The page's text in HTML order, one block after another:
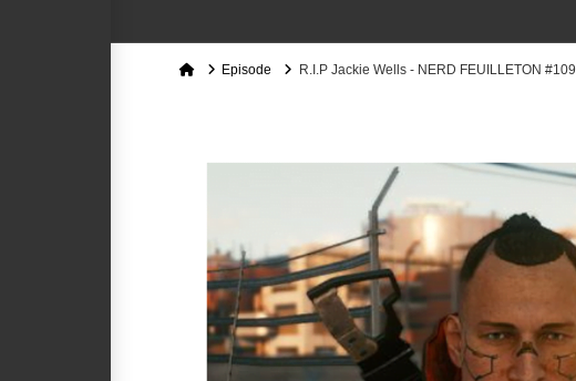
HomeEpisode R.I.P Jackie Wells - NERD FEUILLETON #109